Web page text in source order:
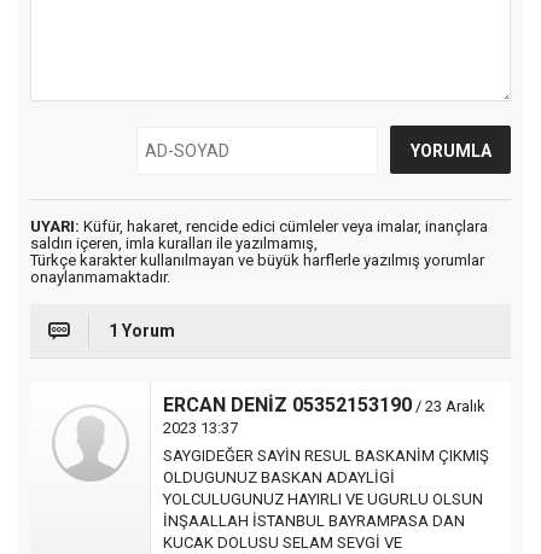
UYARI: Küfür, hakaret, rencide edici cümleler veya imalar, inançlara
saldırı içeren, imla kuralları ile yazılmamış,
Türkçe karakter kullanılmayan ve büyük harflerle yazılmış yorumlar
onaylanmamaktadır.
1 Yorum
ERCAN DENİZ 05352153190 / 23 Aralık
2023 13:37
SAYGIDEĞER SAYİN RESUL BASKANİM ÇIKMIŞ
OLDUGUNUZ BASKAN ADAYLİGİ
YOLCULUGUNUZ HAYIRLI VE UGURLU OLSUN
İNŞAALLAH İSTANBUL BAYRAMPASA DAN
KUCAK DOLUSU SELAM SEVGİ VE